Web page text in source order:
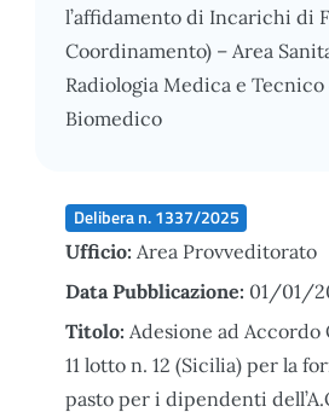
l’affidamento di Incarichi di
Coordinamento) – Area
Radiologia Medica e
Biomedico
Delibera n. 1337/2025
Ufficio: Area Provveditorato
Data Pubblicazione: 01/01/
Titolo: Adesione ad Accordo
11 lotto n. 12 (Sicilia) per la
pasto per i dipendenti